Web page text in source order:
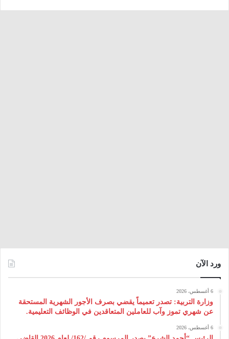
ورد الآن
6 أغسطس، 2026
وزارة التربية: تصدر تعميماً يقضي بصرف الأجور الشهرية المستحقة
عن شهري تموز وآب للعاملين المتعاقدين في الوظائف التعليمية.
6 أغسطس، 2026